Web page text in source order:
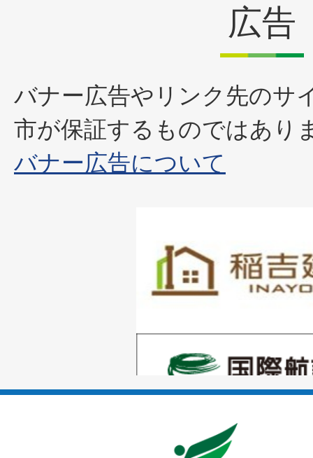
広告
バナー広告やリンク先のサ
市が保証するものではあり
バナー広告について
枚
目
ラ
枚